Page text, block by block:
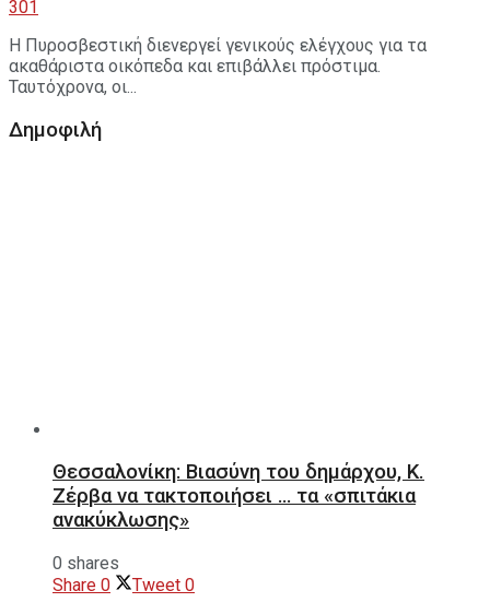
301
Η Πυροσβεστική διενεργεί γενικούς ελέγχους για τα
ακαθάριστα οικόπεδα και επιβάλλει πρόστιμα.
Ταυτόχρονα, οι...
Δημοφιλή
Θεσσαλονίκη: Βιασύνη του δημάρχου, Κ.
Ζέρβα να τακτοποιήσει … τα «σπιτάκια
ανακύκλωσης»
0 shares
Share 0 Tweet 0